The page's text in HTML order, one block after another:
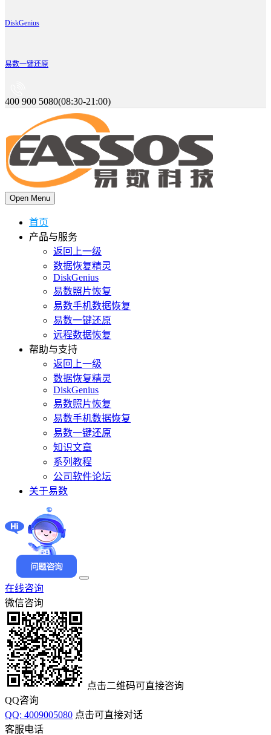
DiskGenius
易数一键还原
400 900 5080(08:30-21:00)
Open Menu
首页
产品与服务
返回上一级
数据恢复精灵
DiskGenius
易数照片恢复
易数手机数据恢复
易数一键还原
远程数据恢复
帮助与支持
返回上一级
数据恢复精灵
DiskGenius
易数照片恢复
易数手机数据恢复
易数一键还原
知识文章
系列教程
公司软件论坛
关于易数
在线咨询
微信咨询
点击二维码可直接咨询
QQ咨询
QQ: 4009005080 点击可直接对话
客服电话